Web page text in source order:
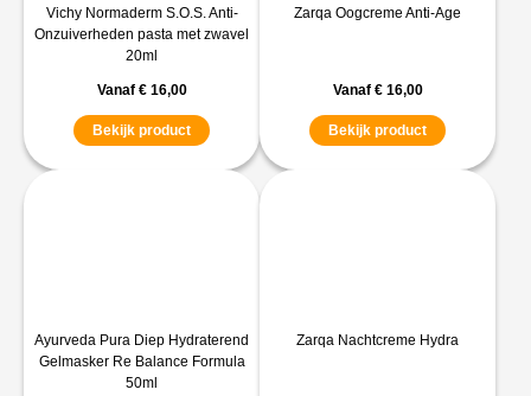
Vichy Normaderm S.O.S. Anti-
Onzuiverheden pasta met zwavel
20ml
Vanaf €16,00
Bekijk product
Zarqa Oogcreme Anti-Age
Vanaf €16,00
Bekijk product
Ayurveda Pura Diep Hydraterend
Gelmasker Re Balance Formula
50ml
Zarqa Nachtcreme Hydra